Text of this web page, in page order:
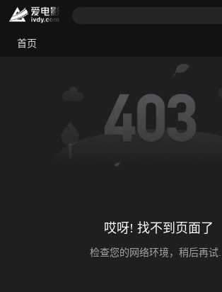
首页
哎呀! 找不到页面了
检查您的网络环境，稍后再试...